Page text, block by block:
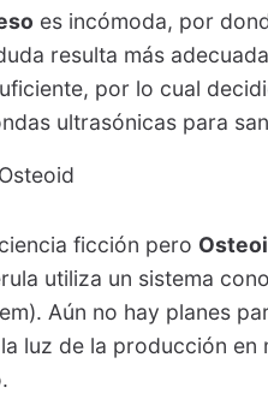
es incómoda, por
resulta más
por lo cual
ultrasónicas para
ficción pero
utiliza un sistema
Aún no hay planes
luz de la producción